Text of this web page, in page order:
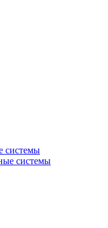
системы
системы